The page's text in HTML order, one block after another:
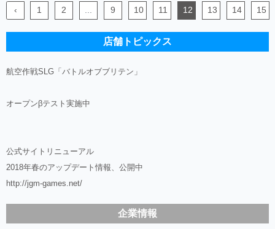
‹ 1 2 9 10 11 12 13 14 15
店舗トピックス
航空作戦SLG「バトルオブブリテン」
オープンβテスト実施中
公式サイトリニューアル
2018年春のアップデート情報、公開中
http://jgm-games.net/
企業情報